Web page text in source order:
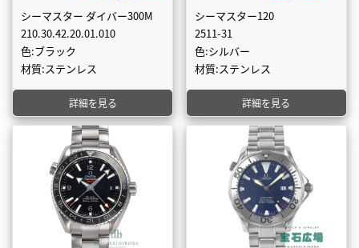
シーマスター ダイバー300M
210.30.42.20.01.010
色:ブラック
材質:ステンレス
詳細を見る
シーマスター120
2511-31
色:シルバー
材質:ステンレス
詳細を見る